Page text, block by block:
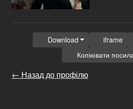
← Назад до профілю
Download iframe
Копіювати